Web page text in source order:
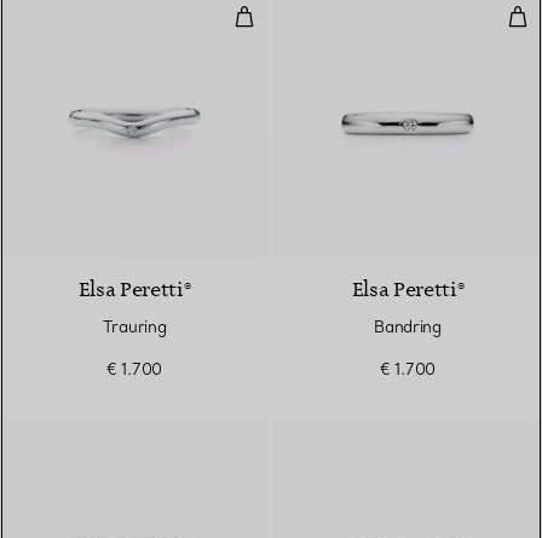
Trauring
Elsa Peretti®
Trauring
€ 1.700
Elsa Peretti®
Bandring
€ 1.700